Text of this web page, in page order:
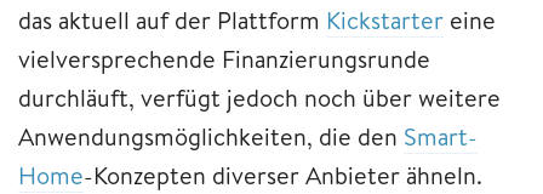
das aktuell auf der Plattform Kickstarter eine
vielversprechende Finanzierungsrunde
durchläuft, verfügt jedoch noch über weitere
Anwendungsmöglichkeiten, die den Smart-
Home-Konzepten diverser Anbieter ähneln.